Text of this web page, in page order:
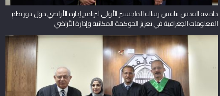
جامعة القدس تناقش رسالة الماجستير الأولى لبرنامج إدارة الأراضي حول دور نظم
المعلومات الجغرافية في تعزيز الحوكمة المكانية وإدارة الأراضي